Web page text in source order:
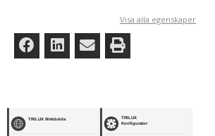
Visa alla egenskaper
TRILUX Webbsida TRILUX
Konfigurator